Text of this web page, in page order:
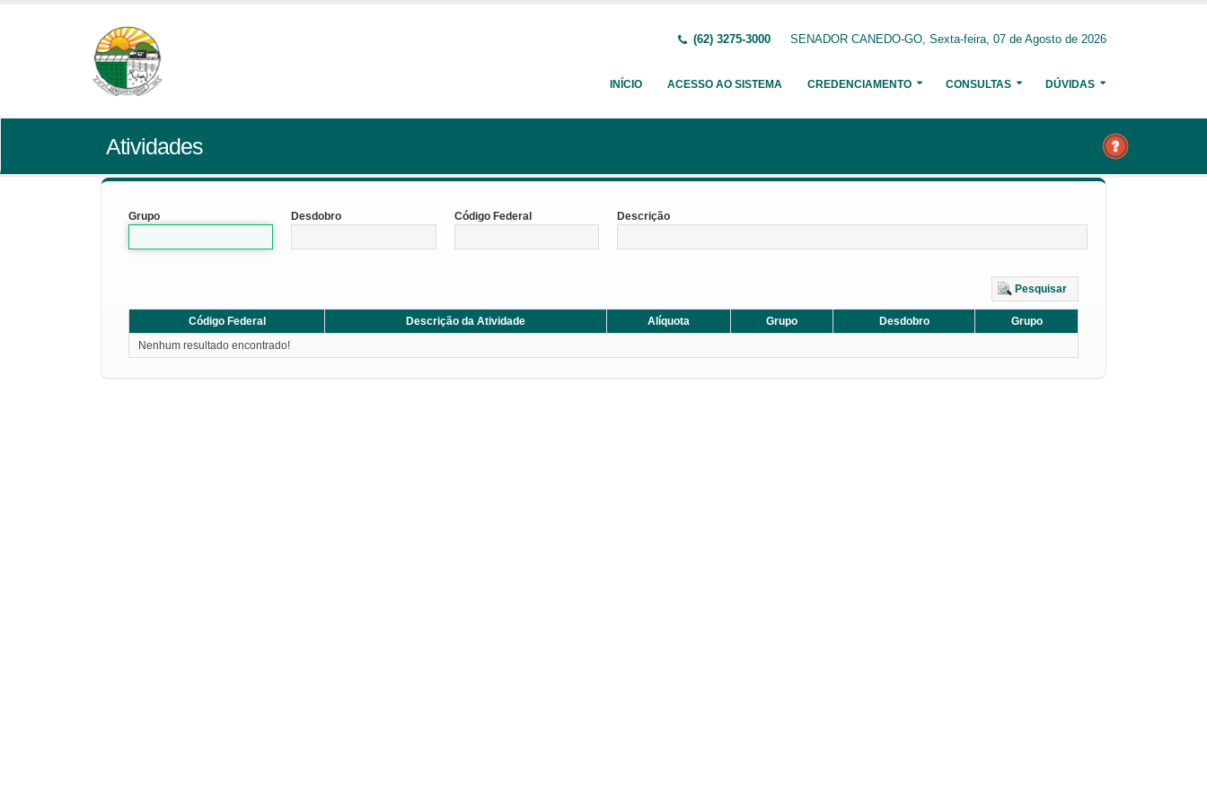
(62) 3275-3000 SENADOR CANEDO-GO, Sexta-feira, 07 de Agosto de 2026
INÍCIO ACESSO AO SISTEMA CREDENCIAMENTO CONSULTAS DÚVIDAS
Atividades
Grupo Desdobro Código Federal Descrição
Pesquisar
Código Federal Descrição da Atividade Alíquota Grupo Desdobro
Grupo
Nenhum resultado encontrado!